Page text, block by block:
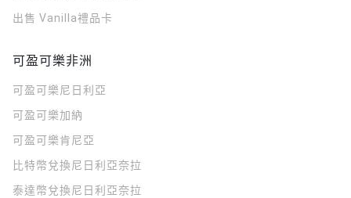
出售 Vanilla禮品卡
可盈可樂非洲
可盈可樂 尼日利亞
可盈可樂加納
可盈可樂肯尼亞
比特幣兌換尼日利亞奈拉
泰達幣兌換尼日利亞奈拉